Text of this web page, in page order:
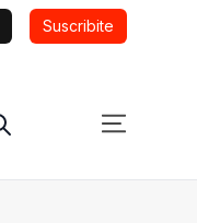
Suscribite